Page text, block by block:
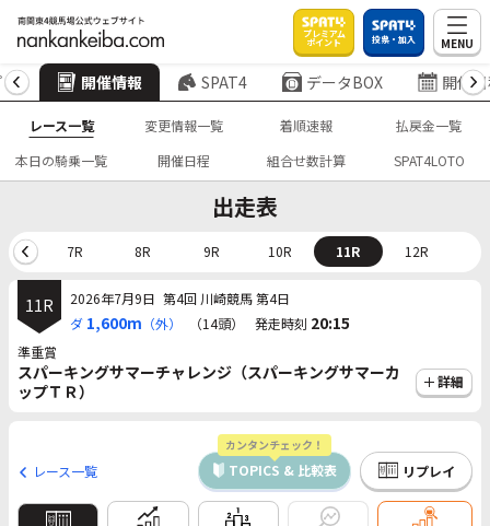
プレミアム
ポイント 投票・加入 MENU
開催情報 SPAT4 データBOX 開催
レース一覧 変更情報一覧 着順速報
払戻金一覧
本日の騎乗一覧
開催日程 組合せ数計算 SPAT4LOTO
出走表
7R 8R 9R 10R 11R 12R
11R 2026年7月9日 第4回 川崎競馬 第4日
ダ 1,600m （外） （14頭） 発走時刻 20:15
準重賞
スパーキングサマーチャレンジ（スパーキングサマーカ
ップＴＲ）
詳細
レース一覧
カンタンチェック！
TOPICS & 比較表 リプレイ